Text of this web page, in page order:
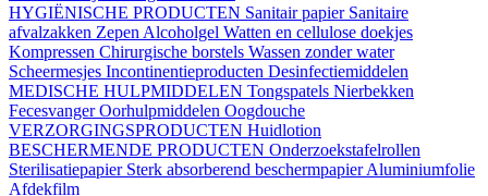
HYGIËNISCHE PRODUCTEN Sanitair papier Sanitaire
afvalzakken Zepen Alcoholgel Watten en cellulose doekjes
Kompressen Chirurgische borstels Wassen zonder water
Scheermesjes Incontinentieproducten Desinfectiemiddelen
MEDISCHE HULPMIDDELEN Tongspatels Nierbekken
FecesvangerOorhulpmiddelen Oogdouche
VERZORGINGSPRODUCTEN Huidlotion
BESCHERMENDE PRODUCTEN Onderzoekstafelrollen
Sterilisatiepapier Sterk absorberend beschermpapierAluminiumfolie
Afdekfilm